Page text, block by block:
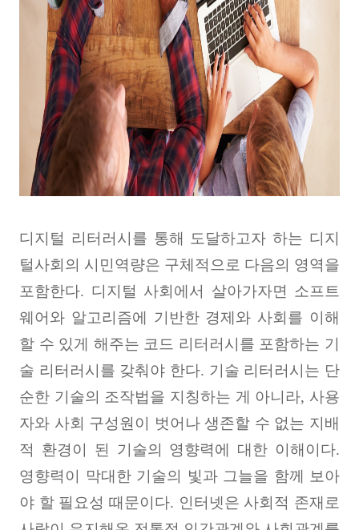
디지털 리터러시를 통해 도달하고자 하는 디지
털사회의 시민역량은 구체적으로 다음의 영역을
포함한다. 디지털 사회에서 살아가자면 소프트
웨어와 알고리즘에 기반한 경제와 사회를 이해
할 수 있게 해주는 코드 리터러시를 포함하는 기
술 리터러시를 갖춰야 한다. 기술 리터러시는 단
순한 기술의 조작법을 지칭하는 게 아니라, 사용
자와 사회 구성원이 벗어나 생존할 수 없는 지배
적 환경이 된 기술의 영향력에 대한 이해이다.
영향력이 막대한 기술의 빛과 그늘을 함께 보아
야 할 필요성 때문이다. 인터넷은 사회적 존재로